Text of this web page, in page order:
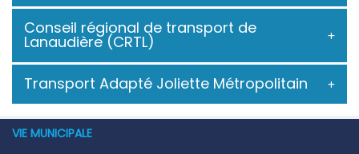
Conseil régional de transport de
Lanaudière (CRTL)
Transport Adapté Joliette Métropolitain
VIE MUNICIPALE